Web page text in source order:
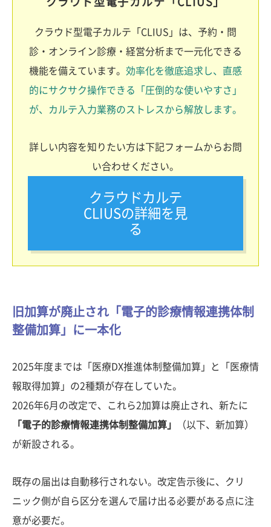
クラウド型電子カルテ「CLIUS」は、予約・問
診・オンライン診療・経営分析まで一元化できる
機能を備えています。 効率化を徹底追求し、直感
的にサクサク操作できる「圧倒的な使いやすさ」
が、カルテ入力業務のストレスから解放します。
詳しい内容を知りたい方は下記フォームからお問
い合わせください。
クラウドカルテ
CLIUSの詳細を見
る
旧加算が廃止され「電子的診療情報連携体制
整備加算」に一本化
2025年度までは「医療DX推進体制整備加算」と「医療情
報取得加算」の2種類が存在していた。
2026年6月の改定で、これら2加算は廃止され、新たに
「電子的診療情報連携体制整備加算」
（以下、新加算）
が新設される。
既存の届出は自動移行されない。改定告示後に、クリ
ニック側が自ら区分を選んで届け出る必要がある点に注
意が必要だ。